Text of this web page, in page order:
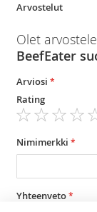
Arvostelut
Olet
BeefEater
Arviosi
Rating
star
stars
stars
stars
stars
Nimimerkki
Yhteenveto